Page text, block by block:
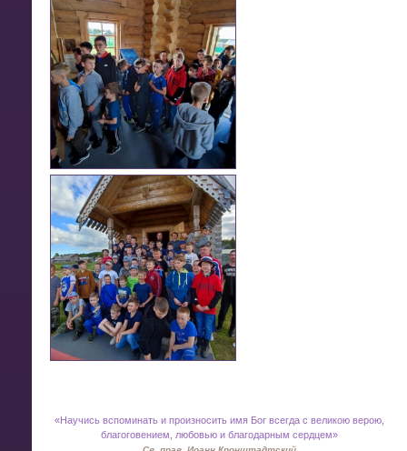
«Научись вспоминать и произносить имя Бог всегда с великою верою,
благоговением, любовью и благодарным сердцем»